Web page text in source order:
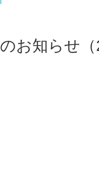
お知らせ（